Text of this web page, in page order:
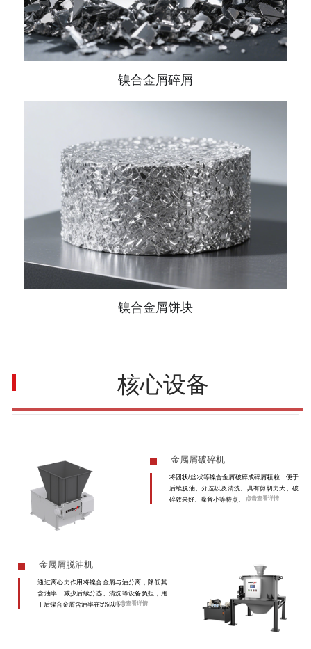
镍合金屑碎屑
镍合金屑饼块
核心设备
金属屑破碎机
将团状/丝状等镍合金屑破碎成碎屑颗粒，便于
后续脱油、分选以及清洗。具有剪切力大、破
碎效果好、噪音小等特点。
点击查看详情
金属屑脱油机
通过离心力作用将镍合金屑与油分离，降低其
含油率，减少后续分选、清洗等设备负担，甩
干后镍合金屑含油率在5%以下。点击查看详情